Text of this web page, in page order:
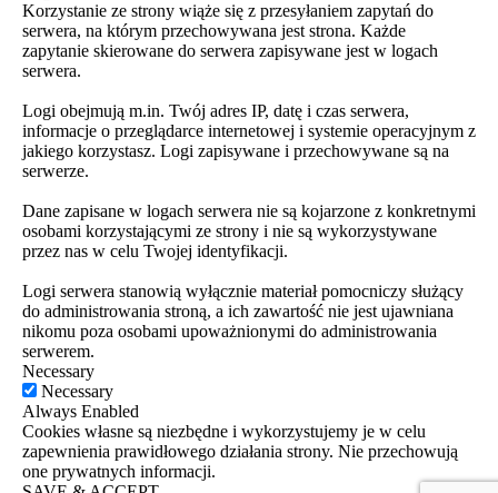
Korzystanie ze strony wiąże się z przesyłaniem zapytań do
serwera, na którym przechowywana jest strona. Każde
zapytanie skierowane do serwera zapisywane jest w logach
serwera.
Logi obejmują m.in. Twój adres IP, datę i czas serwera,
informacje o przeglądarce internetowej i systemie operacyjnym z
jakiego korzystasz. Logi zapisywane i przechowywane są na
serwerze.
Dane zapisane w logach serwera nie są kojarzone z konkretnymi
osobami korzystającymi ze strony i nie są wykorzystywane
przez nas w celu Twojej identyfikacji.
Logi serwera stanowią wyłącznie materiał pomocniczy służący
do administrowania stroną, a ich zawartość nie jest ujawniana
nikomu poza osobami upoważnionymi do administrowania
serwerem.
Necessary
Necessary
Always Enabled
Cookies własne są niezbędne i wykorzystujemy je w celu
zapewnienia prawidłowego działania strony. Nie przechowują
one prywatnych informacji.